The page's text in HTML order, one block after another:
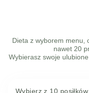
Dieta z wyborem menu,
nawet 20
Wybierasz swoje
Wybierz z 10